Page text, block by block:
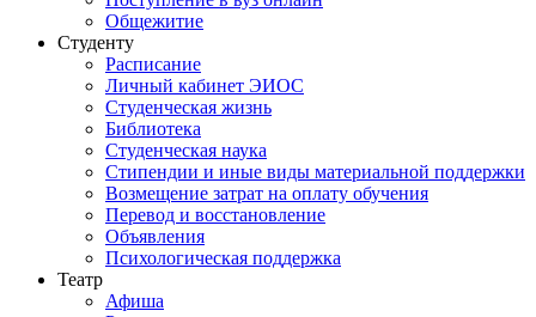
Общежитие
Студенту
Расписание
Личный кабинет ЭИОС
Студенческая жизнь
Библиотека
Студенческая наука
Стипендии и иные виды материальной поддержки
Возмещение затрат на оплату обучения
Перевод и восстановление
Объявления
Психологическая поддержка
Театр
Афиша